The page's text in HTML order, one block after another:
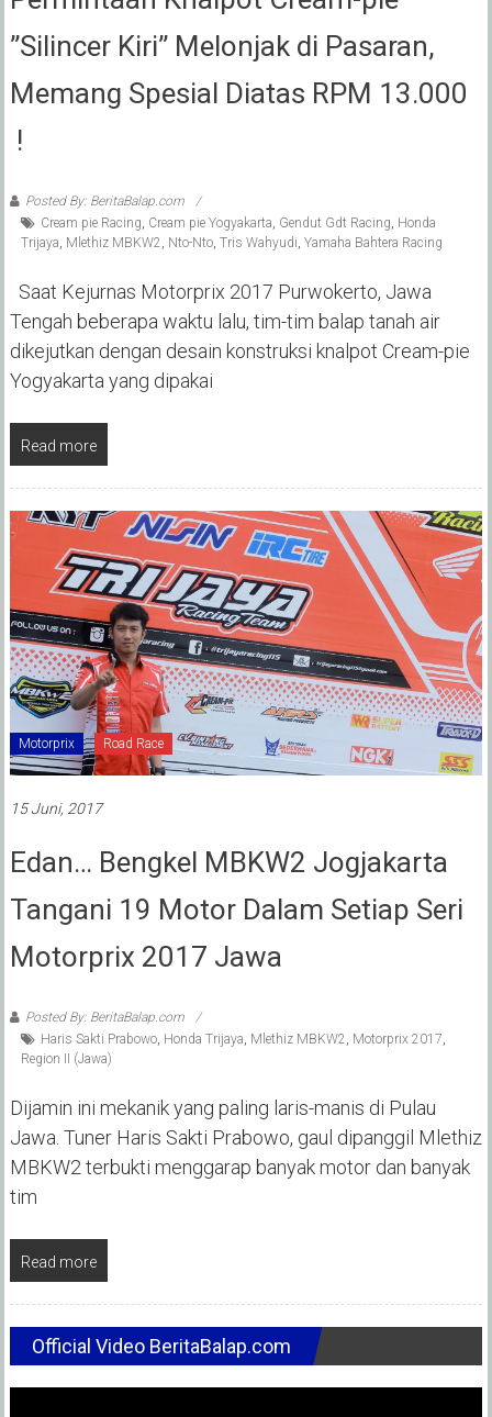
”Silincer Kiri” Melonjak di Pasaran,
Memang Spesial Diatas RPM 13.000
!
Posted By: BeritaBalap.com
Cream pie Racing, Cream pie Yogyakarta, Gendut Gdt Racing, Honda
Trijaya, Mlethiz MBKW2, Nto-Nto, Tris Wahyudi, Yamaha Bahtera Racing
Saat Kejurnas Motorprix 2017 Purwokerto, Jawa
Tengah beberapa waktu lalu, tim-tim balap tanah air
dikejutkan dengan desain konstruksi knalpot Cream-pie
Yogyakarta yang dipakai
Read more
Motorprix Road Race
15 Juni, 2017
Edan… Bengkel MBKW2 Jogjakarta
Tangani 19 Motor Dalam Setiap Seri
Motorprix 2017 Jawa
Posted By: BeritaBalap.com
Haris Sakti Prabowo, Honda Trijaya Mlethiz MBKW2 Motorprix 2017
Region II (Jawa)
Dijamin ini mekanik yang paling laris-manis di Pulau
Jawa. Tuner Haris Sakti Prabowo, gaul dipanggil Mlethiz
MBKW2 terbukti menggarap banyak motor dan banyak
tim
Read more
Official Video BeritaBalap.com